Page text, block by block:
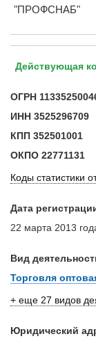
"ПРОФСНАБ"
Действующая
ОГРН
ИНН 3525296709
КПП 352501001
ОКПО 22771131
Коды статистики
Дата
22 марта 2013
Вид
Торговля
+ еще 27 видов
Юридический